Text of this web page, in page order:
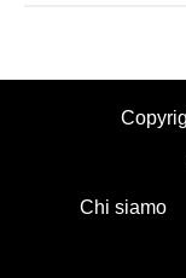
Chi siamo